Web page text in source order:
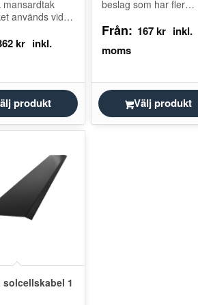
mansardtak
används vid
vinkel. Den
kr
produkt
beslag som har fler
exempel är att använda
vindbrädor…
Från: 167kr
Välj produkt
solcellskabel 1